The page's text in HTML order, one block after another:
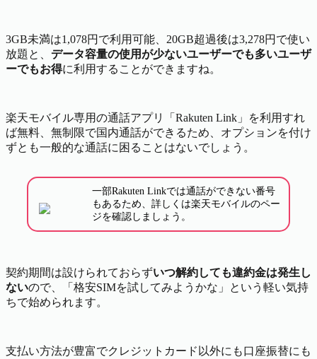
3GB未満は1,078円で利用可能、20GB超過後は3,278円で使い
放題と、 データ容量の使用が少ないユーザーでも多いユーザ
ーでもお得に利用することができますね。
楽天モバイル専用の通話アプリ「Rakuten Link」を利用すれ
ば無料、無制限で国内通話ができるため、オプションを付け
ずとも一般的な通話に困ることはないでしょう。
一部Rakuten Linkでは通話ができない番号
もあるため、詳しくは楽天モバイルのペー
ジを確認しましょう。
契約期間は設けられておらずいつ解約しても違約金は発生し
ないので、「格安SIMを試してみようかな」という軽い気持
ちで始められます。
支払い方法が豊富でクレジットカード以外にも口座振替にも